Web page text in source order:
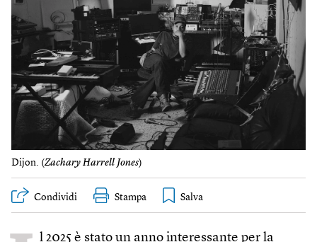
Dijon. (Zachary Harrell Jones)
Condividi Stampa
l 2025 è stato un anno interessante per la